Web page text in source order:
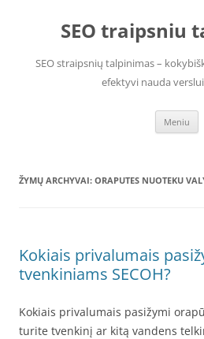
SEO traipsniu
SEO straipsnių talpinimas –
efektyvi nauda
Meniu
ŽYMŲ ARCHYVAI: ORAPUTES NUOTEKU
Kokiais privalumais
tvenkiniams SECOH?
Kokiais privalumais pasižymi
turite tvenkinį ar kitą vandens